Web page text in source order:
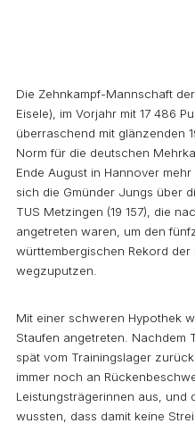
Die Zehnkampf-Mannschaft
Eisele), im Vorjahr mit 17 486
überraschend mit glänzenden
Norm für die deutschen
Ende August in Hannover
sich die Gmünder Jungs über
TUS Metzingen (19 157), die
angetreten waren, um den
württembergischen Rekord der
wegzuputzen.
Mit einer schweren Hypothek
Staufen angetreten. Nachdem
spät vom Trainingslager
immer noch an
Leistungsträgerinnen aus, und
wussten, dass damit keine